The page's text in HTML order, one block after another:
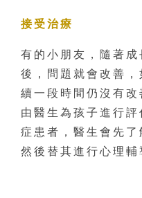
接受治療
有的小朋友，隨著
後，問題就會改善
續一段時間仍沒有改
由醫生為孩子進行
症患者，醫生會先了
然後替其進行心理輔